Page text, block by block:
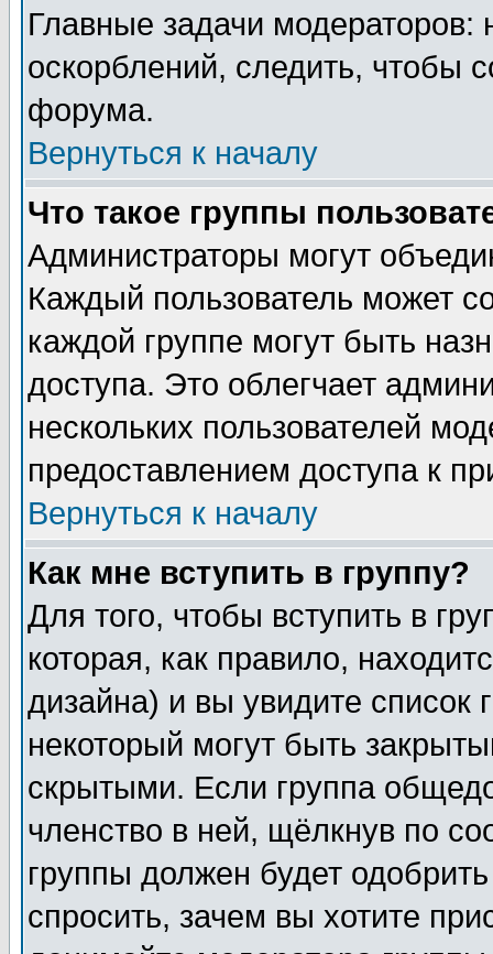
Главные задачи
оскорблений, следить, чтобы
форума.
Вернуться к началу
Что такое группы
Администраторы могут
Каждый пользователь может
каждой группе могут быть
доступа. Это облегчает
нескольких пользователей
предоставлением доступа к
Вернуться к началу
Как мне вступить в группу?
Для того, чтобы вступить в
которая, как правило,
дизайна) и вы увидите список
некоторый могут быть
скрытыми. Если группа
членство в ней, щёлкнув по
группы должен будет
спросить, зачем вы хотите